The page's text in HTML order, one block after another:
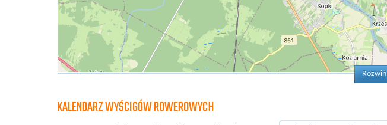
Rozwiń
KALENDARZ WYŚCIGÓW ROWEROWYCH